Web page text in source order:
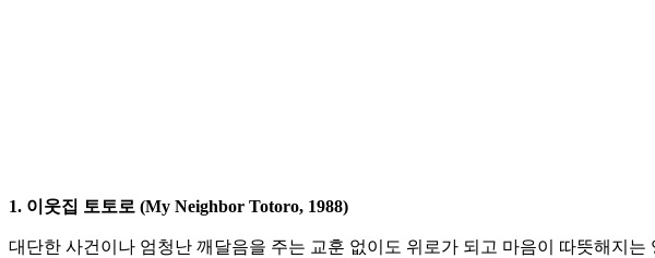
1. 이웃집 토토로 (My Neighbor Totoro, 1988)
대단한 사건이나 엄청난 깨달음을 주는 교훈 없이도 위로가 되고 마음이 따뜻해지는